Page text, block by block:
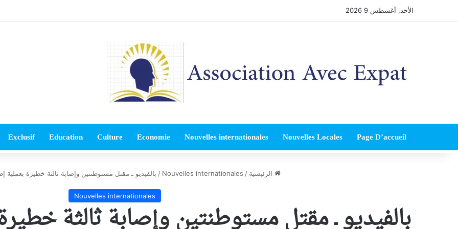
الأحد, أغسطس 9 2026
Page D’accueil
Nouvelles Locales
Nouvelles internationales
Economie
Culture
Education
Exclusif
الرئيسية /
Nouvelles internationales
/ بالفيديو ـ مقتل مستوطنتين وإصابة ثالثة خطيرة بعملية
Nouvelles internationales
بالفيديو ـ مقتل مستوطنتين وإصابة ثالثة